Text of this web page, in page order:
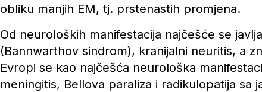
obliku manjih EM, tj. prstenastih promjena.
Od neuroloških manifestacija najčešće se
(Bannwarthov sindrom), kranijalni neuritis, a
Evropi se kao najčešća neurološka
meningitis, Bellova paraliza i radikulopatija